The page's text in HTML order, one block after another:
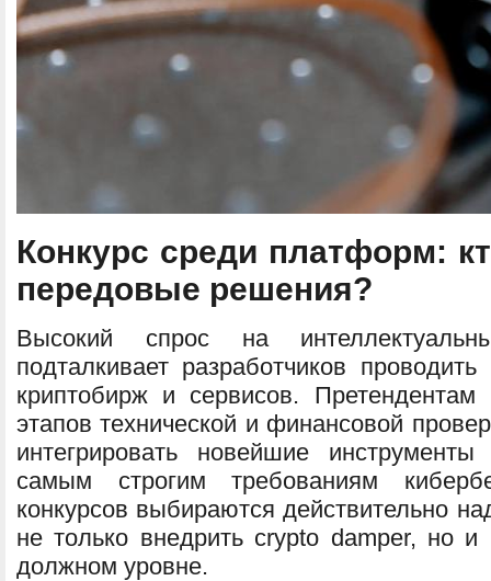
Конкурс среди платформ:
передовые решения?
Высокий спрос на
подталкивает разработчиков
криптобирж и сервисов. Претендентам
этапов технической и финансовой
интегрировать новейшие
самым строгим требованиям
конкурсов выбираются действительно
не только внедрить crypto damper, но
должном уровне.